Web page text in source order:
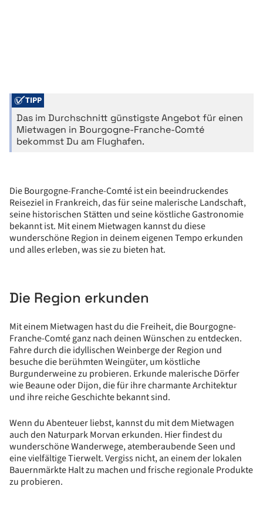
TIPP
Das im Durchschnitt günstigste Angebot für einen
Mietwagen in Bourgogne-Franche-Comté
bekommst Du am Flughafen.
Die Bourgogne-Franche-Comté ist ein beeindruckendes
Reiseziel in Frankreich, das für seine malerische Landschaft,
seine historischen Stätten und seine köstliche Gastronomie
bekannt ist. Mit einem Mietwagen kannst du diese
wunderschöne Region in deinem eigenen Tempo erkunden
und alles erleben, was sie zu bieten hat.
Die Region erkunden
Mit einem Mietwagen hast du die Freiheit, die Bourgogne-
Franche-Comté ganz nach deinen Wünschen zu entdecken.
Fahre durch die idyllischen Weinberge der Region und
besuche die berühmten Weingüter, um köstliche
Burgunderweine zu probieren. Erkunde malerische Dörfer
wie Beaune oder Dijon, die für ihre charmante Architektur
und ihre reiche Geschichte bekannt sind.
Wenn du Abenteuer liebst, kannst du mit dem Mietwagen
auch den Naturpark Morvan erkunden. Hier findest du
wunderschöne Wanderwege, atemberaubende Seen und
eine vielfältige Tierwelt. Vergiss nicht, an einem der lokalen
Bauernmärkte Halt zu machen und frische regionale Produkte
zu probieren.